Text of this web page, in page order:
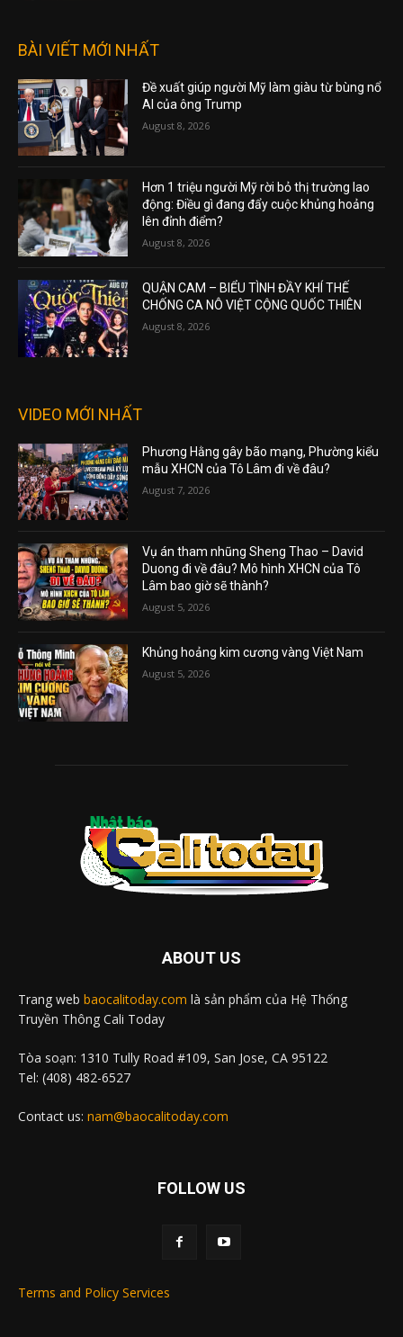
BÀI VIẾT MỚI NHẤT
Đề xuất giúp người Mỹ làm giàu từ bùng nổ
AI của ông Trump
August 8, 2026
Hơn 1 triệu người Mỹ rời bỏ thị trường lao
động: Điều gì đang đẩy cuộc khủng hoảng
lên đỉnh điểm?
August 8, 2026
QUẬN CAM – BIỂU TÌNH ĐẦY KHÍ THẾ
CHỐNG CA NÔ VIỆT CỘNG QUỐC THIÊN
August 8, 2026
VIDEO MỚI NHẤT
Phương Hằng gây bão mạng, Phường kiểu
mẫu XHCN của Tô Lâm đi về đâu?
August 7, 2026
Vụ án tham nhũng Sheng Thao – David
Duong đi về đâu? Mô hình XHCN của Tô
Lâm bao giờ sẽ thành?
August 5, 2026
Khủng hoảng kim cương vàng Việt Nam
August 5, 2026
ABOUT US
Trang web baocalitoday.com là sản phẩm của Hệ Thống
Truyền Thông Cali Today
Tòa soạn: 1310 Tully Road #109, San Jose, CA 95122
Tel: (408) 482-6527
Contact us: nam@baocalitoday.com
FOLLOW US
Terms and Policy Services